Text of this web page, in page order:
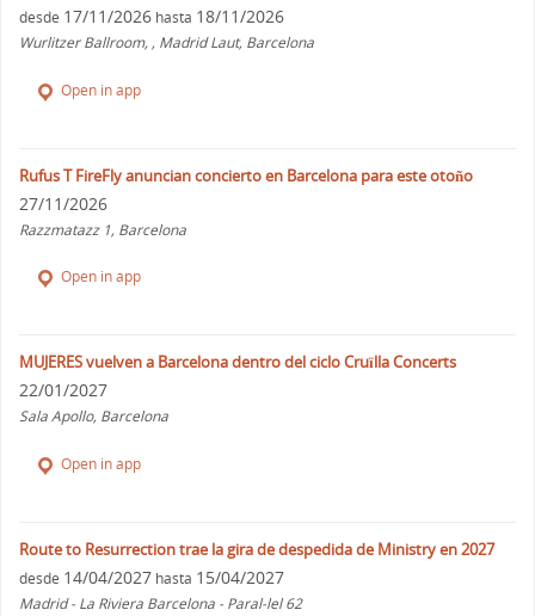
desde 17/11/2026 hasta 18/11/2026
Wurlitzer Ballroom, , Madrid Laut, Barcelona
Open in app
Rufus T FireFly anuncian concierto en Barcelona para este otoño
27/11/2026
Razzmatazz 1, Barcelona
Open in app
MUJERES vuelven a Barcelona dentro del ciclo Cruïlla Concerts
22/01/2027
Sala Apollo, Barcelona
Open in app
Route to Resurrection trae la gira de despedida de Ministry en 2027
desde 14/04/2027 hasta 15/04/2027
Madrid - La Riviera Barcelona - Paral-lel 62